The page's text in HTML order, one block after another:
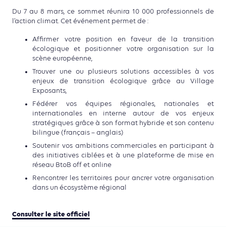
Du 7 au 8 mars, ce sommet réunira 10 000 professionnels de
l’action climat. Cet événement permet de :
Affirmer votre position en faveur de la transition
écologique et positionner votre organisation sur la
scène européenne,
Trouver une ou plusieurs solutions accessibles à vos
enjeux de transition écologique grâce au Village
Exposants,
Fédérer vos équipes régionales, nationales et
internationales en interne autour de vos enjeux
stratégiques grâce à son format hybride et son contenu
bilingue (français – anglais)
Soutenir vos ambitions commerciales en participant à
des initiatives ciblées et à une plateforme de mise en
réseau BtoB off et online
Rencontrer les territoires pour ancrer votre organisation
dans un écosystème régional
Consulter le site officiel